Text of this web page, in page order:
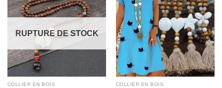
RUPTURE DE STOCK
COLLIER EN BOIS COLLIER EN BOIS